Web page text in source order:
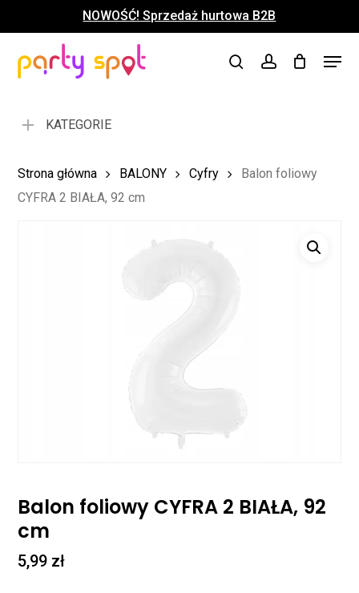
to
content
NOWOŚĆ! Sprzedaż hurtowa B2B
searchaccount
Menu
Koszyk Close
KATEGORIE
Strona główna BALONY Cyfry
Balon foliowy
CYFRA 2 BIAŁA, 92 cm
Balon foliowy CYFRA 2 BIAŁA, 92
cm
5,99 zł
Menu